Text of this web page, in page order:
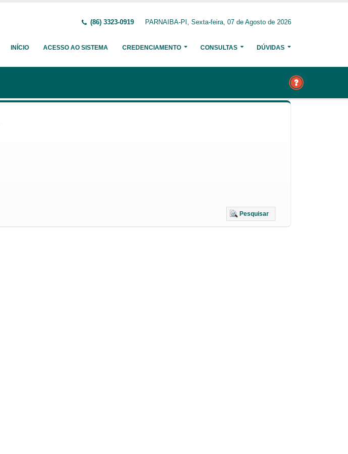
(86) 3323-0919 PARNAIBA-PI, Sexta-feira, 07 de Agosto de 2026
INÍCIO ACESSO AO SISTEMA CREDENCIAMENTO CONSULTAS DÚVIDAS
Pesquisar